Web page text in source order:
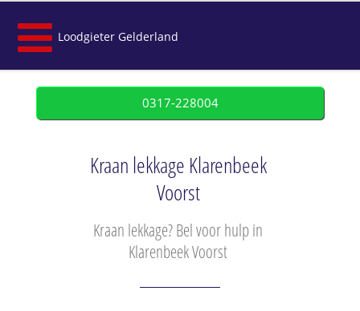
Loodgieter Gelderland
0317-228004
Kraan lekkage Klarenbeek
Voorst
Kraan lekkage? Bel voor hulp in
Klarenbeek Voorst